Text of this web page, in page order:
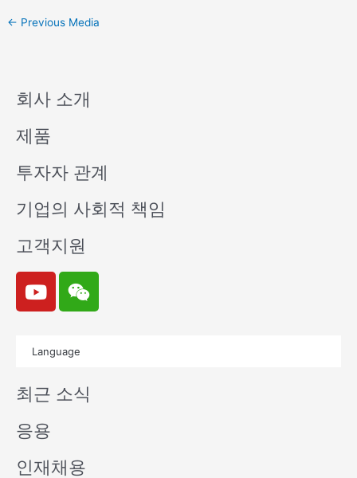
← Previous Media
회사 소개
제품
투자자 관계
기업의 사회적 책임
고객지원
Y
o
u
e
W
e
i
n
Language
최근 소식
응용
인재채용